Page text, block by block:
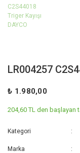
LR004257
₺ 1.980,00
204,60 TL den başlayan
Kategori
Marka